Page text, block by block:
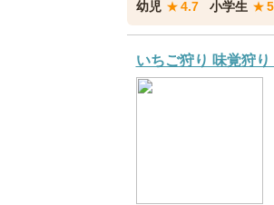
幼児 ★4.7 小学生 ★
いちご狩り 味覚狩